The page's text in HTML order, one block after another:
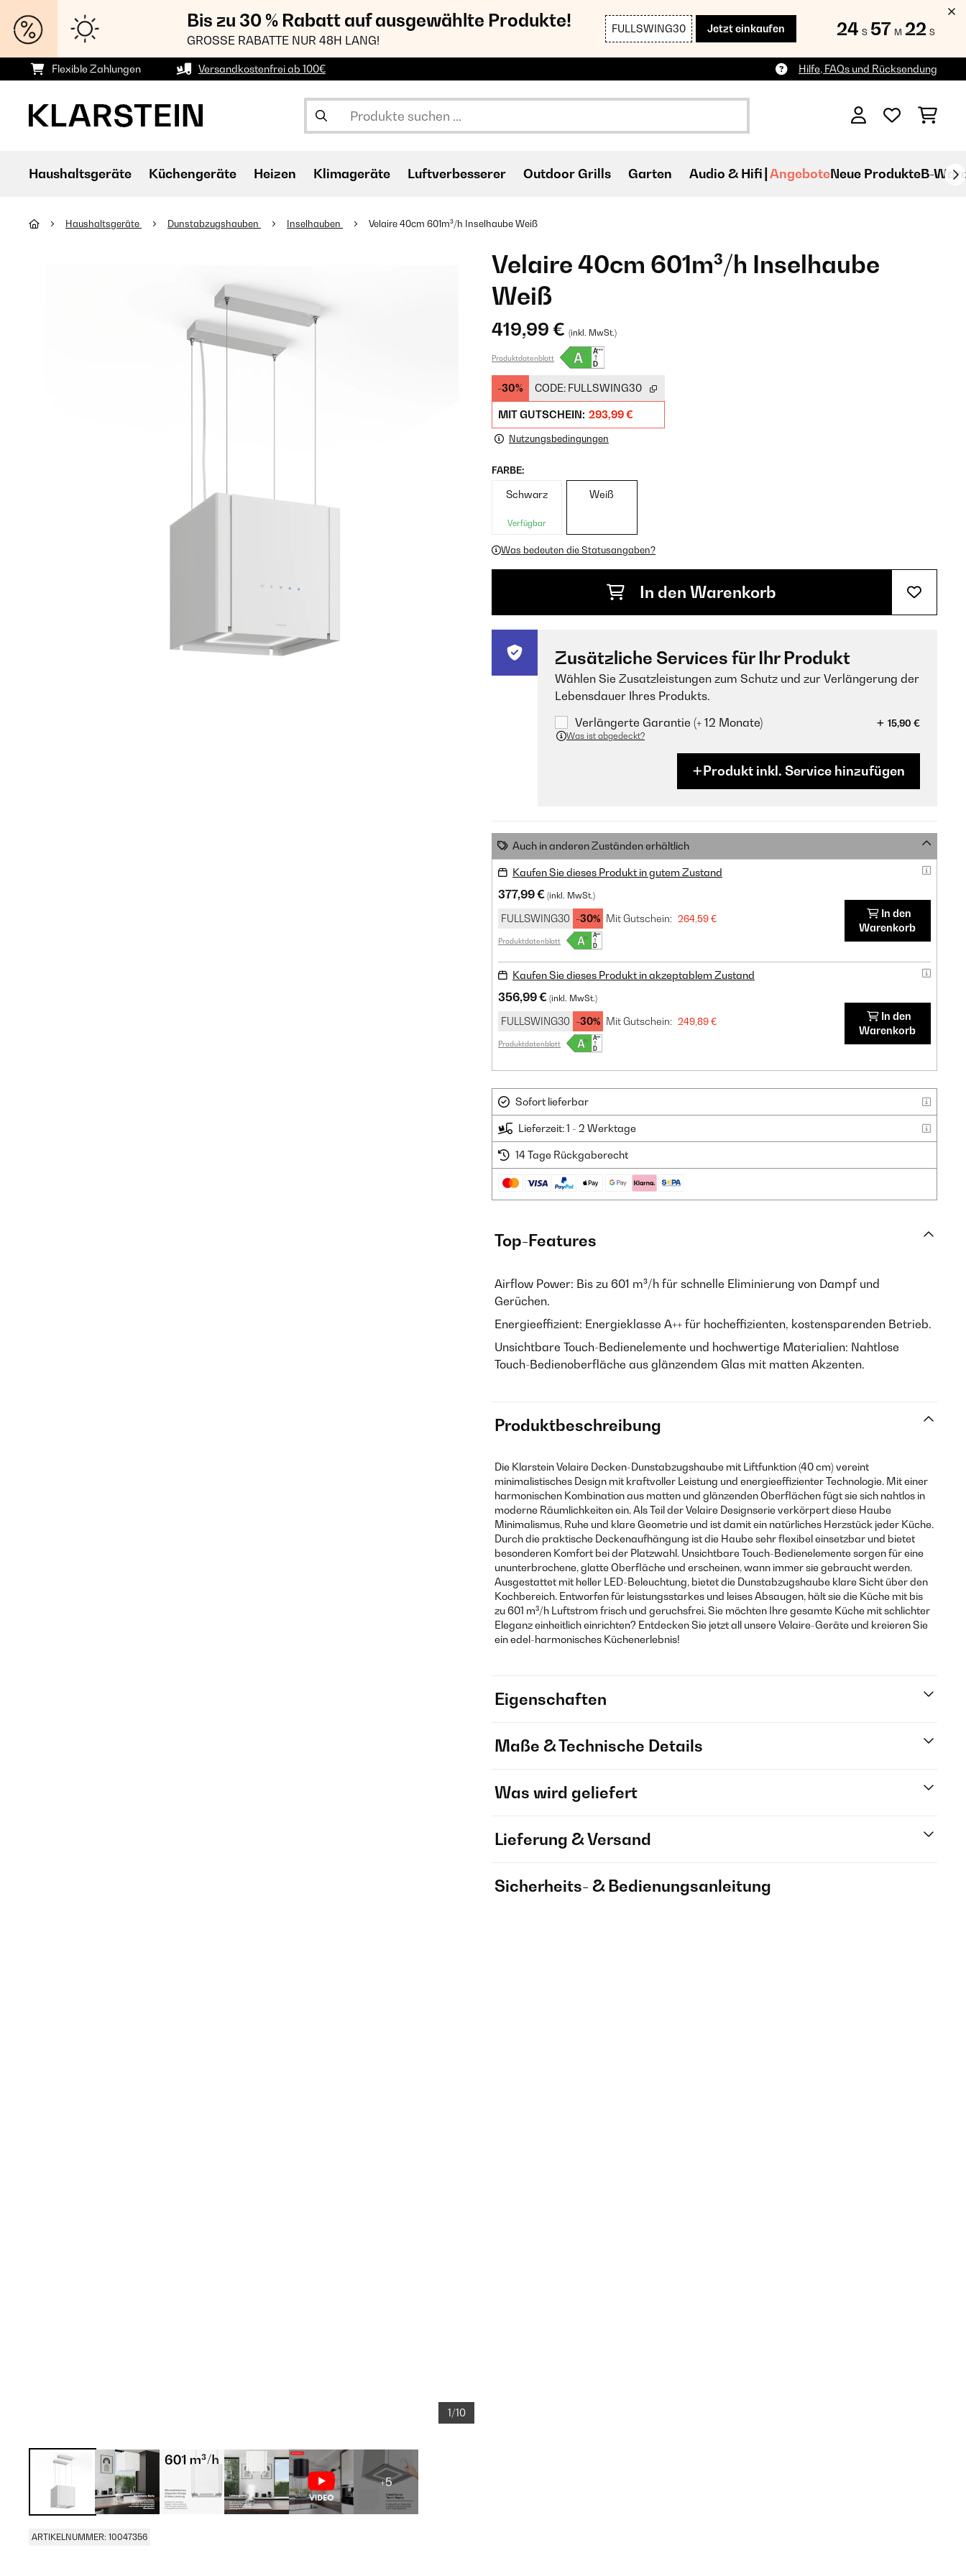
Bis zu 30 % Rabatt auf ausgewählte Produkte!
GROSSE RABATTE NUR 48H LANG!
FULLSWING30 Jetzt einkaufen 24 S 57 M 20 S
Flexible Zahlungen Versandkostenfrei ab 100€ Hilfe, FAQs und Rücksendung
Haushaltsgeräte Küchengeräte Heizen Klimageräte Luftverbesserer Outdoor Grills Garten Audio & Hifi AngeboteNeue ProdukteB-
Haushaltsgeräte Dunstabzugshauben Inselhauben Velaire 40cm 601m³/h Inselhaube Weiß
1/10
+5
ARTIKELNUMMER: 10047356
Velaire 40cm 601m³/h Inselhaube
Weiß
419,99 € (inkl. MwSt.)
Produktdatenblatt
-30% CODE: FULLSWING30
MIT GUTSCHEIN: 293,99 €
Nutzungsbedingungen
FARBE:
Schwarz
Verfügbar
Weiß
Was bedeuten die Statusangaben?
In den Warenkorb
Zusätzliche Services für Ihr Produkt
Wählen Sie Zusatzleistungen zum Schutz und zur Verlängerung der
Lebensdauer Ihres Produkts.
Verlängerte Garantie (+ 12 Monate)
15,90 €
Was ist abgedeckt?
Produkt inkl. Service hinzufügen
Auch in anderen Zuständen erhältlich
Kaufen Sie dieses Produkt in gutem Zustand
377,99 € (inkl. MwSt.)
FULLSWING30 -30% Mit Gutschein: 264,59 €
Produktdatenblatt
In den
Warenkorb
Kaufen Sie dieses Produkt in akzeptablem Zustand
356,99 € (inkl. MwSt.)
FULLSWING30 -30% Mit Gutschein: 249,89 €
Produktdatenblatt
In den
Warenkorb
Sofort lieferbar
Lieferzeit: 1 - 2 Werktage
14 Tage Rückgaberecht
Top-Features
Airflow Power: Bis zu 601 m³/h für schnelle Eliminierung von Dampf und
Gerüchen.
Energieeffizient: Energieklasse A++ für hocheffizienten, kostensparenden Betrieb.
Unsichtbare Touch-Bedienelemente und hochwertige Materialien: Nahtlose
Touch-Bedienoberfläche aus glänzendem Glas mit matten Akzenten.
Produktbeschreibung
Die Klarstein Velaire Decken-Dunstabzugshaube mit Liftfunktion (40 cm) vereint
minimalistisches Design mit kraftvoller Leistung und energieeffizienter Technologie. Mit einer
harmonischen Kombination aus matten und glänzenden Oberflächen fügt sie sich nahtlos in
moderne Räumlichkeiten ein. Als Teil der Velaire Designserie verkörpert diese Haube
Minimalismus, Ruhe und klare Geometrie und ist damit ein natürliches Herzstück jeder Küche.
Durch die praktische Deckenaufhängung ist die Haube sehr flexibel einsetzbar und bietet
besonderen Komfort bei der Platzwahl. Unsichtbare Touch-Bedienelemente sorgen für eine
ununterbrochene, glatte Oberfläche und erscheinen, wann immer sie gebraucht werden.
Ausgestattet mit heller LED-Beleuchtung, bietet die Dunstabzugshaube klare Sicht über den
Kochbereich. Entworfen für leistungsstarkes und leises Absaugen, hält sie die Küche mit bis
zu 601 m³/h Luftstrom frisch und geruchsfrei. Sie möchten Ihre gesamte Küche mit schlichter
Eleganz einheitlich einrichten? Entdecken Sie jetzt all unsere Velaire-Geräte und kreieren Sie
ein edel-harmonisches Küchenerlebnis!
Eigenschaften
Maße & Technische Details
Was wird geliefert
Lieferung & Versand
Sicherheits- & Bedienungsanleitung